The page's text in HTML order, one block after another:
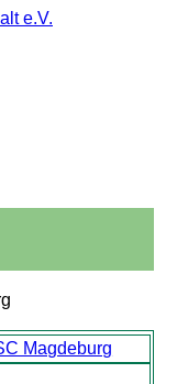
Magdeburg